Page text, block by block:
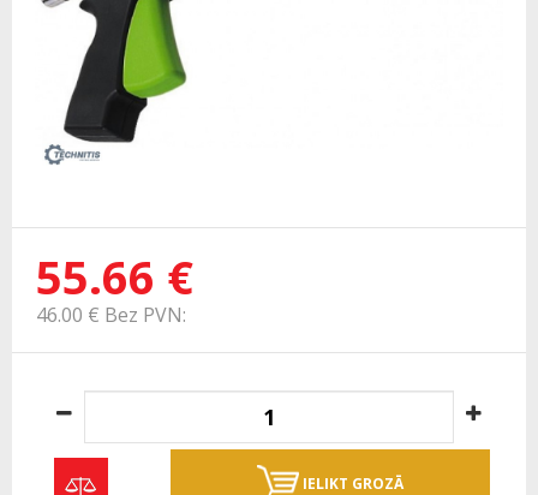
55.66 €
46.00 € Bez PVN:
IELIKT GROZĀ